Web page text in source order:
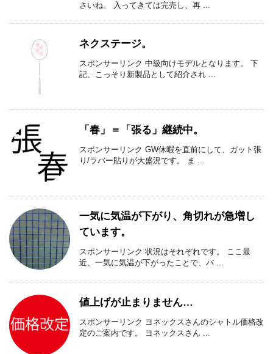
さいね。 入ってきては完売し、再 ...
ネクステージ。
スポンサーリンク 中級向けモデルとなります。 下
記、こっそり新製品として紹介され ...
「春」＝「張る」継続中。
スポンサーリンク GW休暇を直前にして、ガット張
り/ラバー貼りが大盛況です。 ま ...
一気に気温が下がり、角切れが急増し
ています。
スポンサーリンク 状況はそれぞれです。 ここ最
近、一気に気温が下がったことで、バ ...
値上げが止まりません…
スポンサーリンク ヨネックスさんのシャトル価格改
定のご案内です。 ヨネックスさん ...